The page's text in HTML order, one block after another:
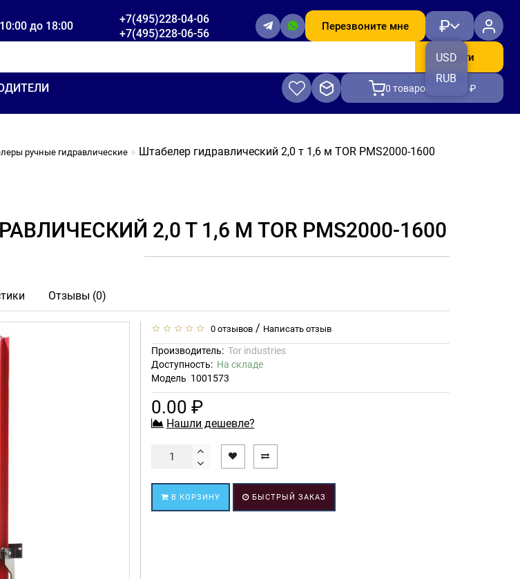
до 18:00
+7(495)228-04-06
+7(495)228-06-56
Перезвоните мне ₽
USD
RUB
Найти
0 товаров, на 0.00 ₽
ручные гидравлические Штабелер гидравлический 2,0 т 1,6 м TOR PMS2000-1600
2,0 Т 1,6 М TOR PMS2000-1600
Отзывы (0)
0 отзывов / Написать отзыв
Производитель: Tor industries
Доступность: На складе
Модель 1001573
0.00 ₽
Нашли дешевле?
В КОРЗИНУ БЫСТРЫЙ ЗАКАЗ